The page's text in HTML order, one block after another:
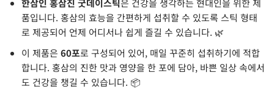
한삼인 홍삼진 굿데이스틱은 건강을 생각하는 현대인을 위한 제
품입니다. 홍삼의 효능을 간편하게 섭취할 수 있도록 스틱 형태
로 제공되어 언제 어디서나 쉽게 즐길 수 있습니다. 🌿
이 제품은 60포로 구성되어 있어, 매일 꾸준히 섭취하기에 적합
합니다. 홍삼의 진한 맛과 영양을 한 포에 담아, 바쁜 일상 속에서
도 건강을 챙길 수 있습니다. 📦